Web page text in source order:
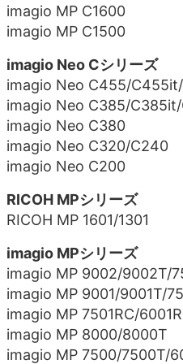
imagio MP C1600
imagio MP C1500
imagio Neo Cシリーズ
imagio Neo C455/
imagio Neo C385/
imagio Neo C380
imagio Neo C320/C240
imagio Neo C200
RICOH MPシリーズ
RICOH MP 1601/1301
imagio MPシリーズ
imagio MP 9002/9002T/
imagio MP 9001/9001T/
imagio MP 7501RC/
imagio MP 8000/8000T
imagio MP 7500/7500T/